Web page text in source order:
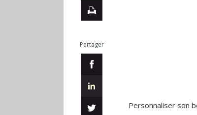
Partager
Personnaliser son